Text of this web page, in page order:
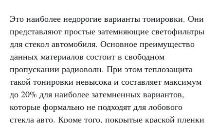
Это наиболее недорогие варианты тонировки. Они
представляют простые затемняющие светофильтры
для стекол автомобиля. Основное преимущество
данных материалов состоит в свободном
пропускании радиоволн. При этом теплозащита
такой тонировки невысока и составляет максимум
до 20% для наиболее затемненных вариантов,
которые формально не подходят для лобового
стекла авто. Кроме того, покрытые краской пленки